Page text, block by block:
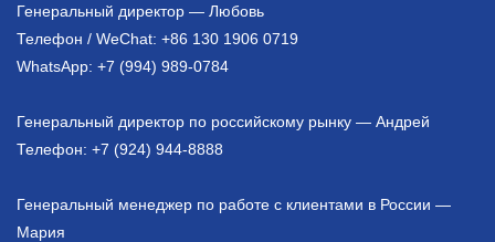
Генеральный директор — Любовь
Телефон / WeChat: +86 130 1906 0719
WhatsApp: +7 (994) 989-0784
Генеральный директор по российскому рынку — Андрей
Телефон: +7 (924) 944-8888
Генеральный менеджер по работе с клиентами в России —
Мария